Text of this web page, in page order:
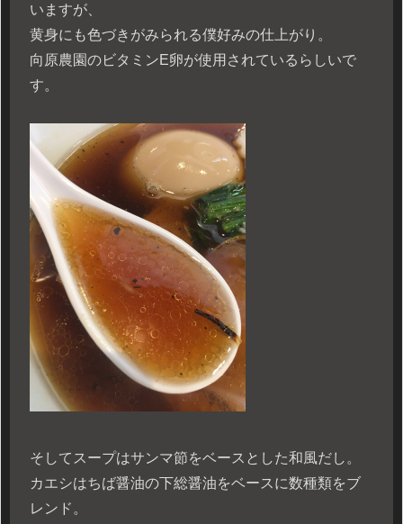
いますが、
黄身にも色づきがみられる僕好みの仕上がり。
向原農園のビタミンE卵が使用されているらしいで
す。
そしてスープはサンマ節をベースとした和風だし。
カエシはちば醤油の下総醤油をベースに数種類をブ
レンド。